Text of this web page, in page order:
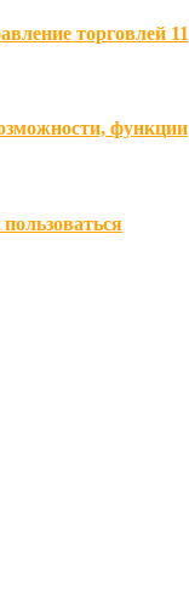
торговлей 11
функции